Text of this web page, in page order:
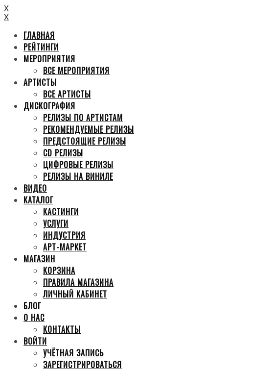
X
X
ГЛАВНАЯ
РЕЙТИНГИ
МЕРОПРИЯТИЯ
ВСЕ МЕРОПРИЯТИЯ
АРТИСТЫ
ВСЕ АРТИСТЫ
ДИСКОГРАФИЯ
РЕЛИЗЫ ПО АРТИСТАМ
РЕКОМЕНДУЕМЫЕ РЕЛИЗЫ
ПРЕДСТОЯЩИЕ РЕЛИЗЫ
CD РЕЛИЗЫ
ЦИФРОВЫЕ РЕЛИЗЫ
РЕЛИЗЫ НА ВИНИЛЕ
ВИДЕО
КАТАЛОГ
КАСТИНГИ
УСЛУГИ
ИНДУСТРИЯ
АРТ-МАРКЕТ
МАГАЗИН
КОРЗИНА
ПРАВИЛА МАГАЗИНА
ЛИЧНЫЙ КАБИНЕТ
БЛОГ
О НАС
КОНТАКТЫ
ВОЙТИ
УЧЁТНАЯ ЗАПИСЬ
ЗАРЕГИСТРИРОВАТЬСЯ